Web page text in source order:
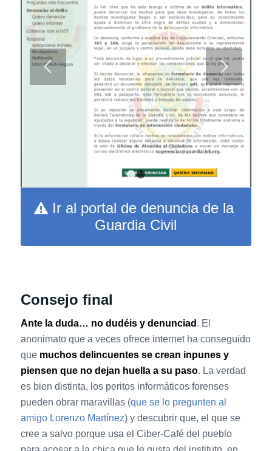
Ir al portal de denuncia de la
Guardia Civil
Consejo final
Ante la duda… no dudéis y denunciad . El
anonimato que a veces ofrece internet ha conseguido
que muchos delincuentes se crean inpunes y
piensen que no dejan huella a su paso. La verdad
es bien distinta, los peritos informáticos forenses
pueden obrar maravillas (que se lo pregunten al
amigo Lorenzo Martínez) y descubrir que, el que se
cree a salvo porque usa el Ciber-Café del pueblo